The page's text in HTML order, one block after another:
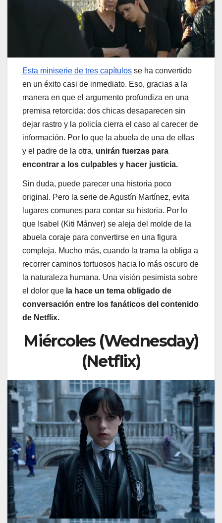
Esta miniserie de tres capítulos se ha convertido
en un éxito casi de inmediato. Eso, gracias a la
manera en que el argumento profundiza en una
premisa retorcida: dos chicas desaparecen sin
dejar rastro y la policía cierra el caso al carecer de
información. Por lo que la abuela de una de ellas
y el padre de la otra, unirán fuerzas para
encontrar a los culpables y hacer justicia.
Sin duda, puede parecer una historia poco
original. Pero la serie de Agustín Martínez, evita
lugares comunes para contar su historia. Por lo
que Isabel (Kiti Mánver) se aleja del molde de la
abuela coraje para convertirse en una figura
compleja. Mucho más, cuando la trama la obliga a
recorrer caminos tortuosos hacia lo más oscuro de
la naturaleza humana. Una visión pesimista sobre
el dolor que la hace un tema obligado de
conversación entre los fanáticos del contenido
de Netflix.
Miércoles (Wednesday)
(Netflix)